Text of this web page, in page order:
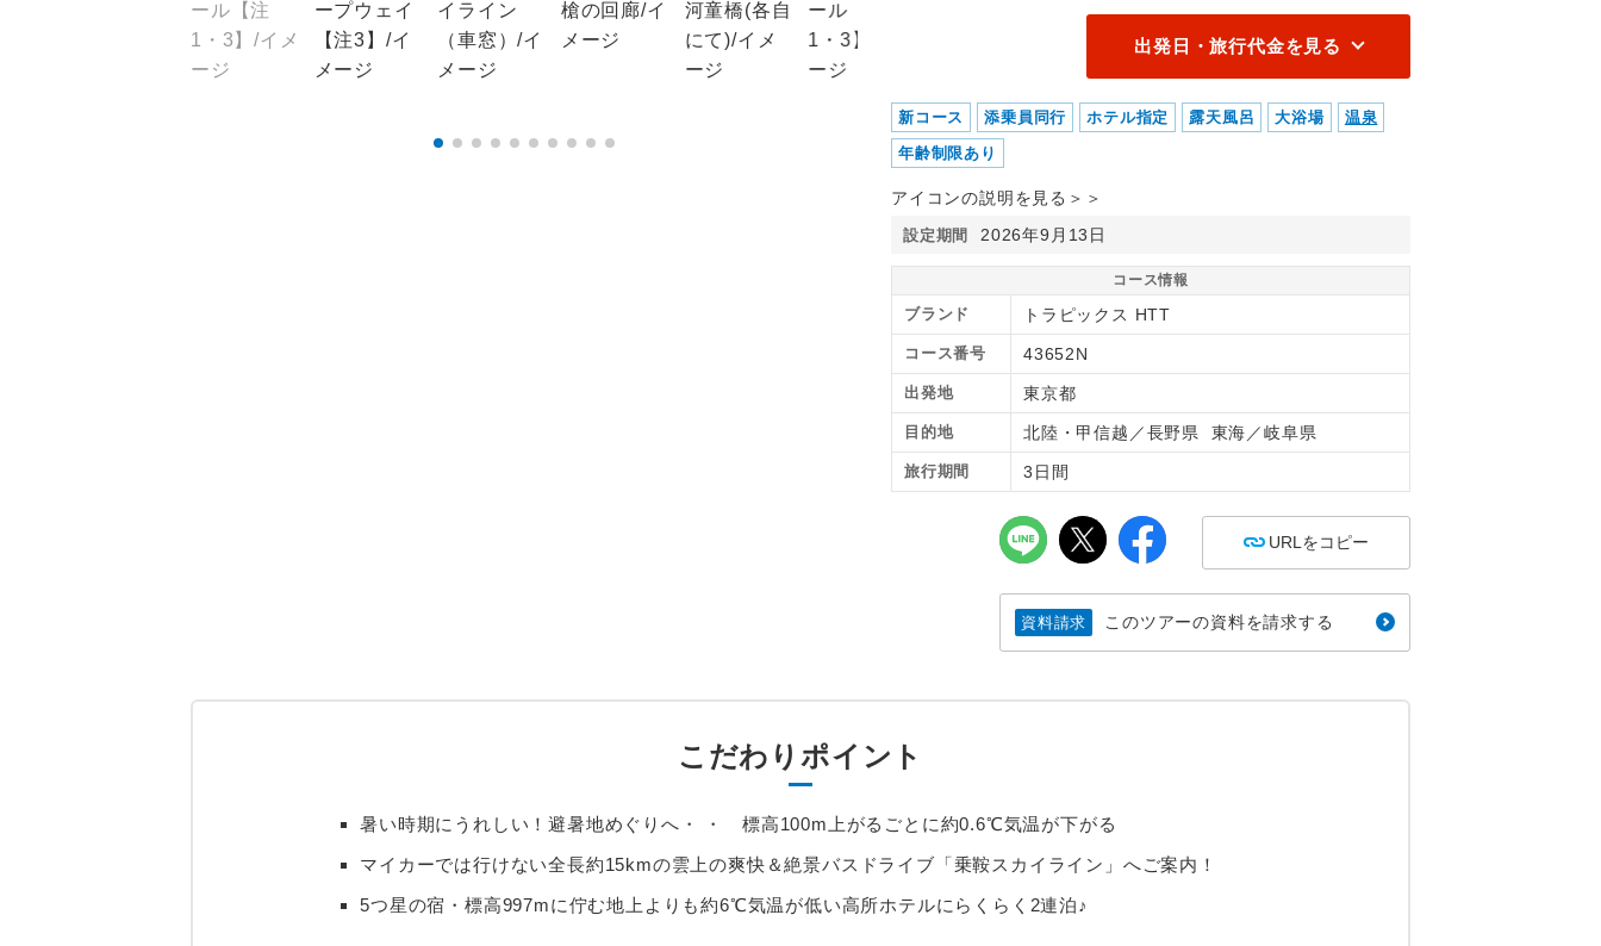
出発日・旅行代金を見る
新コース 添乗員同行 ホテル指定 露天風呂 大浴場
温泉
年齢制限あり
アイコンの説明を見る＞＞
設定期間 2026年9月13日
コース情報
ブランド トラピックス HTT
コース番号 43652N
出発地 東京都
目的地 北陸・甲信越／長野県 東海／岐阜県
旅行期間 3日間
URLをコピー
資料請求 このツアーの資料を請求する
こだわりポイント
暑い時期にうれしい！避暑地めぐりへ・ ・ 標高100m上がるごとに約0.6℃気温が下がる
マイカーでは行けない全長約15kmの雲上の爽快＆絶景バスドライブ「乗鞍スカイライン」へご案内！
5つ星の宿・標高997mに佇む地上よりも約6℃気温が低い高所ホテルにらくらく2連泊♪